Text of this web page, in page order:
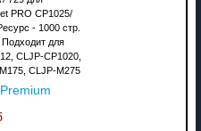
PRO CP1025/
- 1000 стр.
для
CLJP-CP1020,
CLJP-M275
Premium